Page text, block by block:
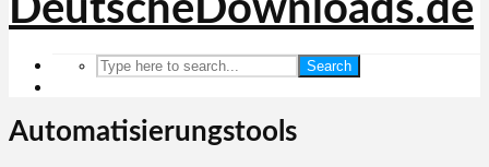
Search
Automatisierungstools